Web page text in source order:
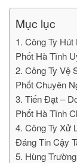
Mục lục
1. Công Ty
Phốt Hà Tĩnh
2. Công Ty Vệ
Phốt Chuyên
3. Tiến Đạt –
Phốt Hà Tĩnh
4. Công Ty Xử
Đáng Tin Cậy
5. Hùng